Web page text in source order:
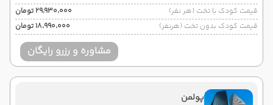
قیمت کودک با تخت (هر نفر)
۲۹٬۹۳۰٬۰۰۰ تومان
قیمت کودک بدون تخت (هرنفر)
۱۸٬۹۹۰٬۰۰۰ تومان
مشاوره و رزرو رایگان
پولمن